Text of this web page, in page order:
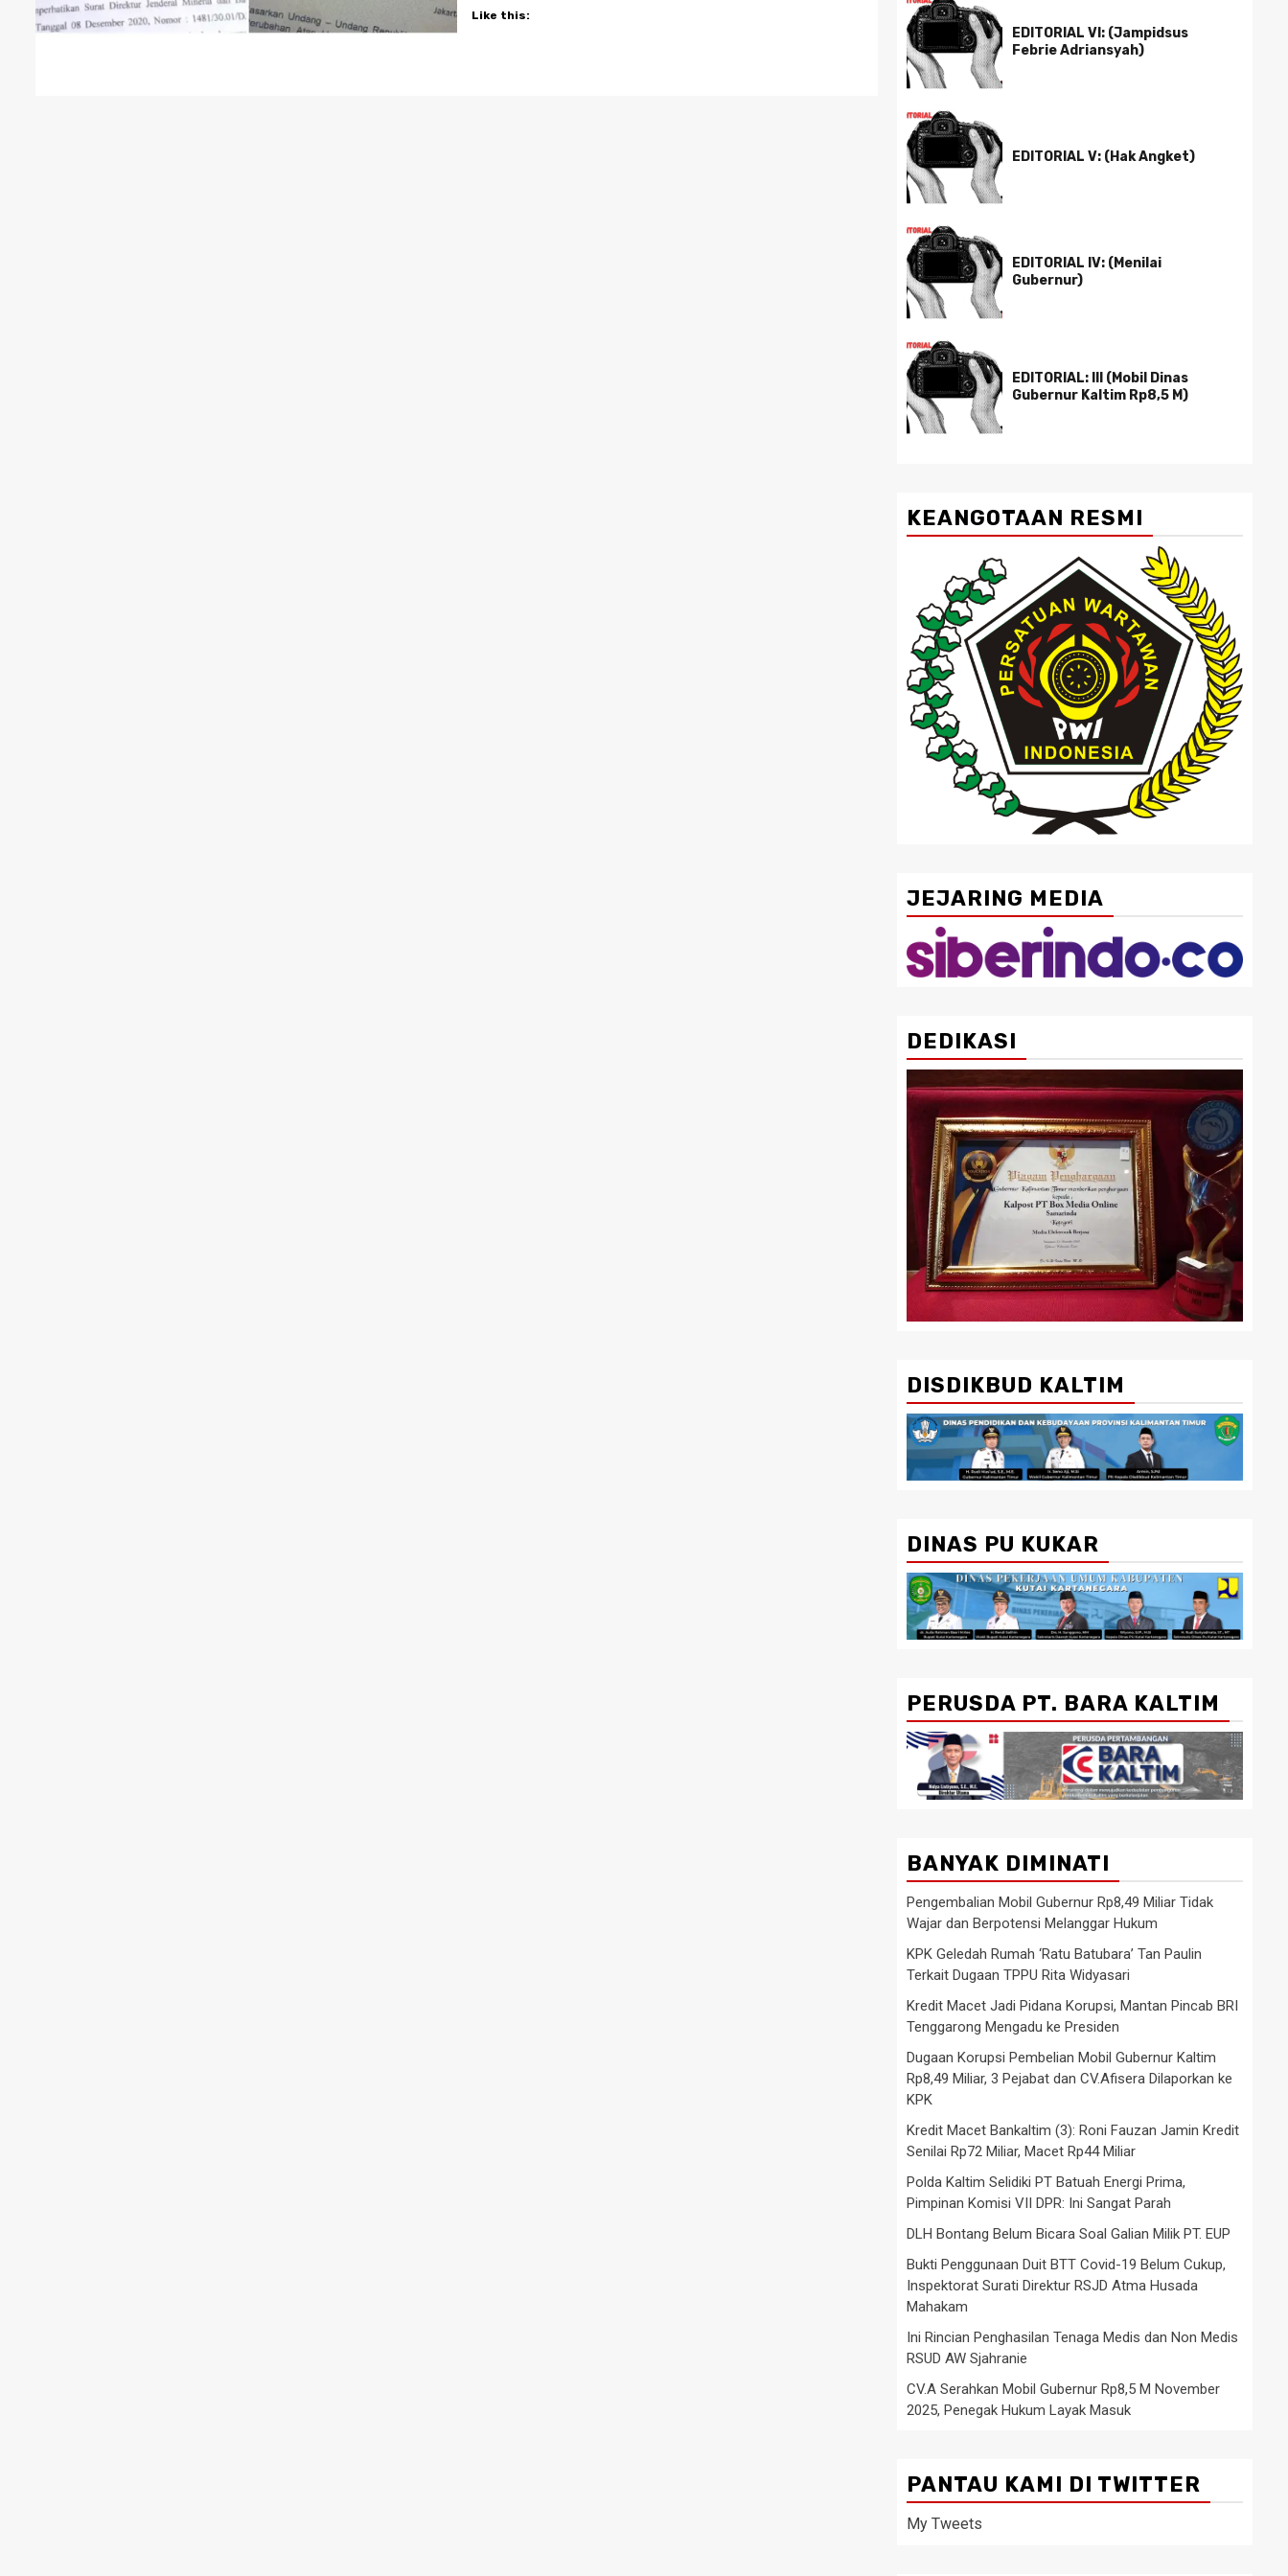
Like this:
EDITORIAL VI: (Jampidsus
Febrie Adriansyah)
EDITORIAL V: (Hak Angket)
EDITORIAL IV: (Menilai
Gubernur)
EDITORIAL: III (Mobil Dinas
Gubernur Kaltim Rp8,5 M)
KEANGOTAAN RESMI
JEJARING MEDIA
DEDIKASI
DISDIKBUD KALTIM
DINAS PU KUKAR
PERUSDA PT. BARA KALTIM
BANYAK DIMINATI
Pengembalian Mobil Gubernur Rp8,49 Miliar Tidak
Wajar dan Berpotensi Melanggar Hukum
KPK Geledah Rumah ‘Ratu Batubara’ Tan Paulin
Terkait Dugaan TPPU Rita Widyasari
Kredit Macet Jadi Pidana Korupsi, Mantan Pincab BRI
Tenggarong Mengadu ke Presiden
Dugaan Korupsi Pembelian Mobil Gubernur Kaltim
Rp8,49 Miliar, 3 Pejabat dan CV.Afisera Dilaporkan ke
KPK
Kredit Macet Bankaltim (3): Roni Fauzan Jamin Kredit
Senilai Rp72 Miliar, Macet Rp44 Miliar
Polda Kaltim Selidiki PT Batuah Energi Prima,
Pimpinan Komisi VII DPR: Ini Sangat Parah
DLH Bontang Belum Bicara Soal Galian Milik PT. EUP
Bukti Penggunaan Duit BTT Covid-19 Belum Cukup,
Inspektorat Surati Direktur RSJD Atma Husada
Mahakam
Ini Rincian Penghasilan Tenaga Medis dan Non Medis
RSUD AW Sjahranie
CV.A Serahkan Mobil Gubernur Rp8,5 M November
2025, Penegak Hukum Layak Masuk
PANTAU KAMI DI TWITTER
My Tweets